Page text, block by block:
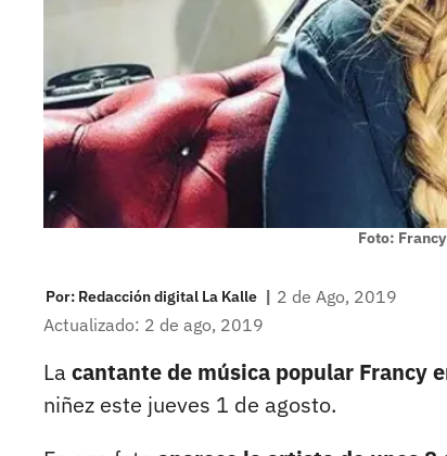
Foto:
Por: Redacción digital La Kalle | 2 de Ago, 2019
Actualizado: 2 de ago, 2019
La cantante de música popular Francy
niñez este jueves 1 de agosto.